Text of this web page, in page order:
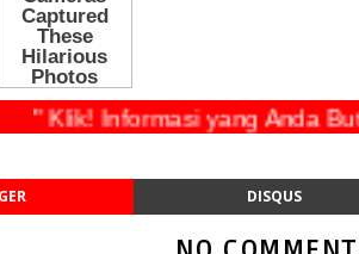
" Klik! Informasi yang Anda
DISQUS